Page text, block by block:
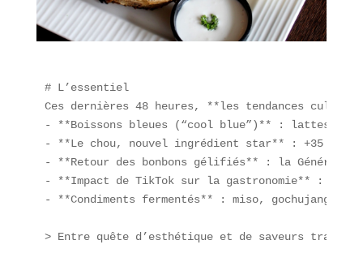
# L’essentiel
Ces dernières 48 heures, **les tendances
- **Boissons bleues (“cool blue”)** : lattes et
- **Le chou, nouvel ingrédient star** : +35 %
- **Retour des bonbons gélifiés** : la
- **Impact de TikTok sur la gastronomie** : le
- **Condiments fermentés** : miso, gochujang
> Entre quête d’esthétique et de saveurs